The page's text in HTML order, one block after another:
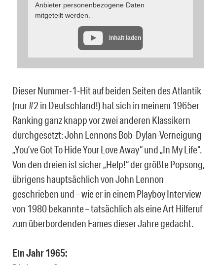
Anbieter personenbezogene Daten
mitgeteilt werden.
Inhalt laden
Dieser Nummer-1-Hit auf beiden Seiten des Atlantik
(nur #2 in Deutschland!) hat sich in meinem 1965er
Ranking ganz knapp vor zwei anderen Klassikern
durchgesetzt: John Lennons Bob-Dylan-Verneigung
„You’ve Got To Hide Your Love Away“ und „In My Life“.
Von den dreien ist sicher „Help!“ der größte Popsong,
übrigens hauptsächlich von John Lennon
geschrieben und – wie er in einem Playboy Interview
von 1980 bekannte – tatsächlich als eine Art Hilferuf
zum überbordenden Fames dieser Jahre gedacht.
Ein Jahr 1965: